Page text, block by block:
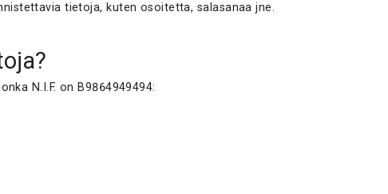
tietoja, kuten osoitetta, salasanaa jne.
N.I.F. on B9864949494: